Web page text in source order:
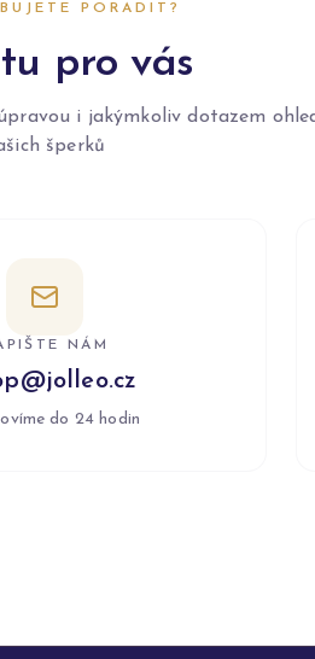
PORADIT?
tu pro vás
i jakýmkoliv dotazem
šperků
NÁM
do 24 hodin